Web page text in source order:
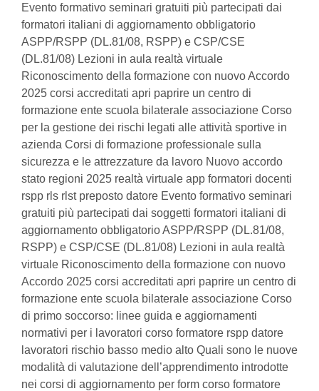
Evento formativo seminari gratuiti più partecipati dai
formatori italiani di aggiornamento obbligatorio
ASPP/RSPP (DL.81/08, RSPP) e CSP/CSE
(DL.81/08) Lezioni in aula realtà virtuale
Riconoscimento della formazione con nuovo Accordo
2025 corsi accreditati apri paprire un centro di
formazione ente scuola bilaterale associazione Corso
per la gestione dei rischi legati alle attività sportive in
azienda Corsi di formazione professionale sulla
sicurezza e le attrezzature da lavoro Nuovo accordo
stato regioni 2025 realtà virtuale app formatori docenti
rspp rls rlst preposto datore Evento formativo seminari
gratuiti più partecipati dai soggetti formatori italiani di
aggiornamento obbligatorio ASPP/RSPP (DL.81/08,
RSPP) e CSP/CSE (DL.81/08) Lezioni in aula realtà
virtuale Riconoscimento della formazione con nuovo
Accordo 2025 corsi accreditati apri paprire un centro di
formazione ente scuola bilaterale associazione Corso
di primo soccorso: linee guida e aggiornamenti
normativi per i lavoratori corso formatore rspp datore
lavoratori rischio basso medio alto Quali sono le nuove
modalità di valutazione dell’apprendimento introdotte
nei corsi di aggiornamento per form corso formatore